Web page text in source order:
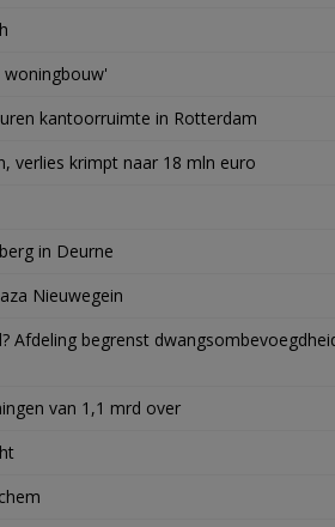
kantoorruimte in Rotterdam
verlies krimpt naar 18 mln euro
in Deurne
Nieuwegein
Afdeling begrenst
van 1,1 mrd over